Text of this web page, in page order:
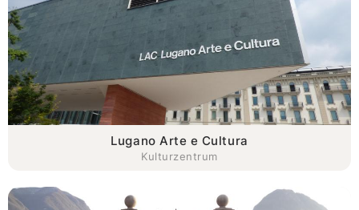
Lugano Arte e Cultura
Kulturzentrum